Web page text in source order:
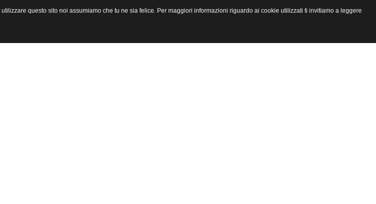
questo sito noi assumiamo che tu ne sia felice. Per maggiori informazioni riguardo ai cookie utilizzati ti invitiamo a leggere